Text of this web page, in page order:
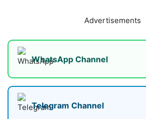
Advertisements
WhatsApp Channel
Telegram Channel